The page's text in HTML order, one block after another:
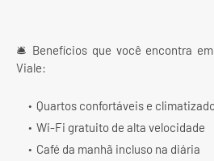
🛎️ Benefícios que você encontra
Viale:
Quartos confortáveis e
Wi-Fi gratuito de alta velocidade
Café da manhã incluso na diária